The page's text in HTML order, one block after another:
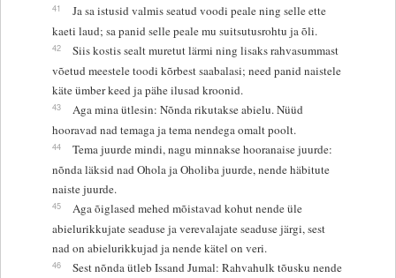
41
Ja sa istusid valmis seatud voodi peale ning selle ette
kaeti laud; sa panid selle peale mu suitsutusrohtu ja õli.
42
Siis kostis sealt muretut lärmi ning lisaks rahvasummast
võetud meestele toodi kõrbest saabalasi; need panid naistele
käte ümber keed ja pähe ilusad kroonid.
43
Aga mina ütlesin: Nõnda rikutakse abielu. Nüüd
hooravad nad temaga ja tema nendega omalt poolt.
44
Tema juurde mindi, nagu minnakse hooranaise juurde:
nõnda läksid nad Ohola ja Oholiba juurde, nende häbitute
naiste juurde.
45
Aga õiglased mehed mõistavad kohut nende üle
abielurikkujate seaduse ja verevalajate seaduse järgi, sest
nad on abielurikkujad ja nende kätel on veri.
46
Sest nõnda ütleb Issand Jumal: Rahvahulk tõusku nende